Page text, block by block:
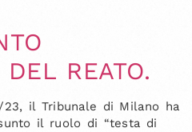
REATO.
23, il Tribunale di Milano ha
il ruolo di “testa di